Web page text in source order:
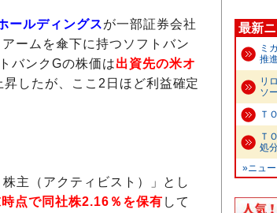
ールディングスが一部証券会社
アームを傘下に持つソフトバン
バンクGの株価は出資先の米オ
昇したが、ここ2日ほど利益確定
主（アクティビスト）」とし
点で同社株2.16％を保有 して
最新
ミ
推
リ
ソ
Ｔ
Ｔ
処
»ニュ